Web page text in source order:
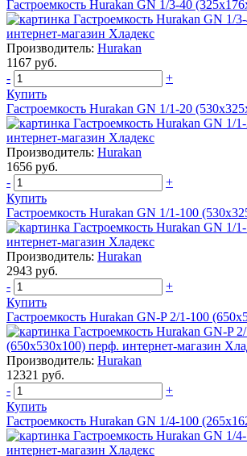
Гастроемкость Hurakan GN 1/3-40
Производитель: Hurakan
1167 руб.
-
+
Купить
Гастроемкость Hurakan GN 1/1-20
Производитель: Hurakan
1656 руб.
-
+
Купить
Гастроемкость Hurakan GN 1/1-100
Производитель: Hurakan
2943 руб.
-
+
Купить
Гастроемкость Hurakan GN-P 2/1-100
Производитель: Hurakan
12321 руб.
-
+
Купить
Гастроемкость Hurakan GN 1/4-100